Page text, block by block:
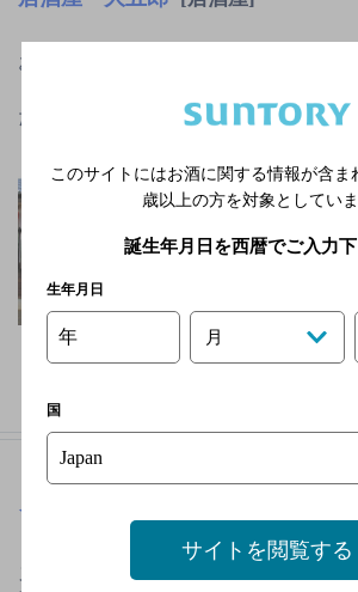
おつまみからご飯ものまで、多彩な
だわり、存分に美味しい料理…
鹿島線
徒歩
合は、
満
40席
イザカヤ たがばる
スペインのバル風にオープンキッチ
このサイトにはお酒に関する情報が含ま
歳以上の方を対象としていま
誕生年月日を西暦でご入力下
生年月日
年 月
国
サイトを閲覧する